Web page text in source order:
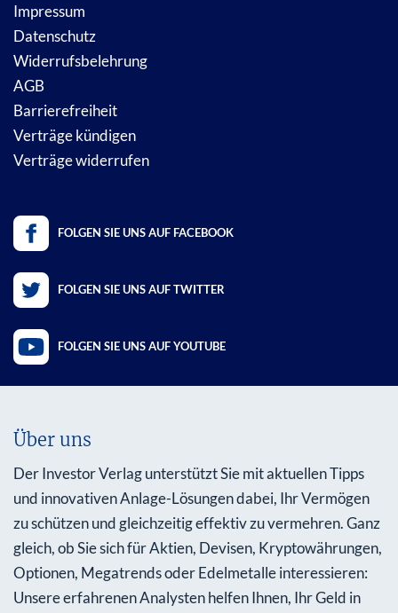
Impressum
Datenschutz
Widerrufsbelehrung
AGB
Barrierefreiheit
Verträge kündigen
Verträge widerrufen
FOLGEN SIE UNS AUF FACEBOOK
FOLGEN SIE UNS AUF TWITTER
FOLGEN SIE UNS AUF YOUTUBE
Über uns
Der Investor Verlag unterstützt Sie mit aktuellen Tipps
und innovativen Anlage-Lösungen dabei, Ihr Vermögen
zu schützen und gleichzeitig effektiv zu vermehren. Ganz
gleich, ob Sie sich für Aktien, Devisen, Kryptowährungen,
Optionen, Megatrends oder Edelmetalle interessieren:
Unsere erfahrenen Analysten helfen Ihnen, Ihr Geld in